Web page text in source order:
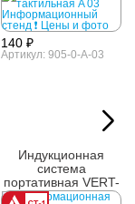
140 ₽
Артикул: 905-0-A-03
Индукционная
система
портативная VERT-
1a